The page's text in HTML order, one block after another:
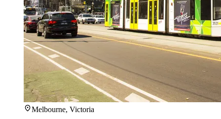
Melbourne, Victoria